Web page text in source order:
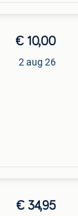
€ 10,00
2 aug 26
€ 34,95